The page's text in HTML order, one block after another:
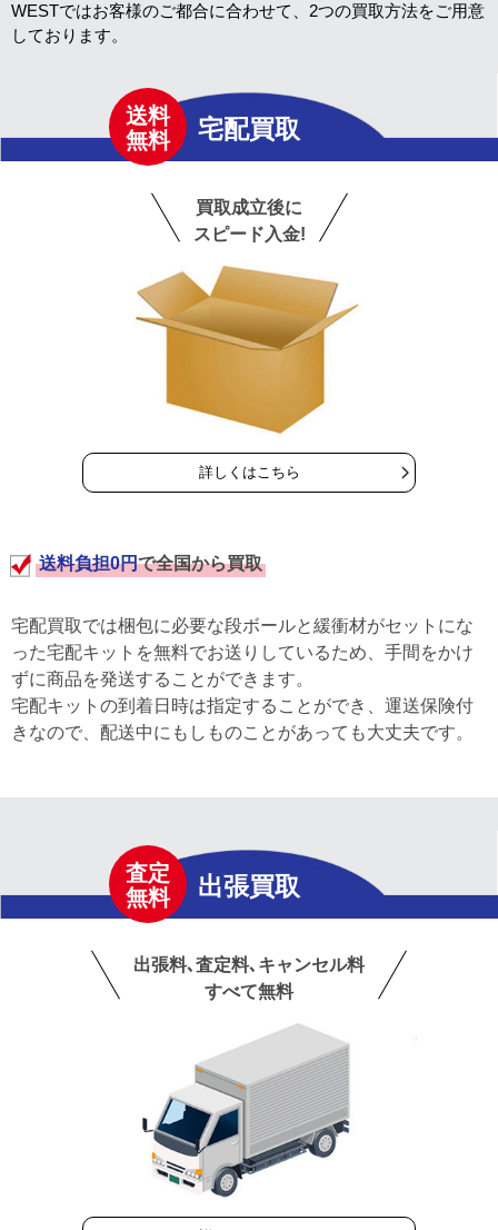
WESTではお客様のご都合に合わせて、2つの買取方法をご用意
しております。
送料
無料
宅配買取
買取成立後に
スピード入金!
詳しくはこちら
送料負担0円で全国から買取
宅配買取では梱包に必要な段ボールと緩衝材がセットにな
った宅配キットを無料でお送りしているため、手間をかけ
ずに商品を発送することができます。
宅配キットの到着日時は指定することができ、運送保険付
きなので、配送中にもしものことがあっても大丈夫です。
査定
無料
出張買取
出張料､査定料､キャンセル料
すべて無料